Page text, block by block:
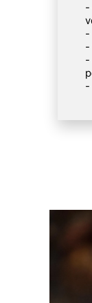
-
-
-
-
-